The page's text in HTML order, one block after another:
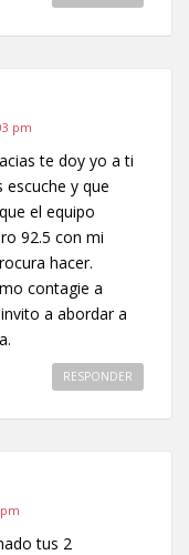
pm
te doy yo a ti
escuche y que
el equipo
92.5 con mi
hacer.
contagie a
a abordar a
RESPONDER
tus 2